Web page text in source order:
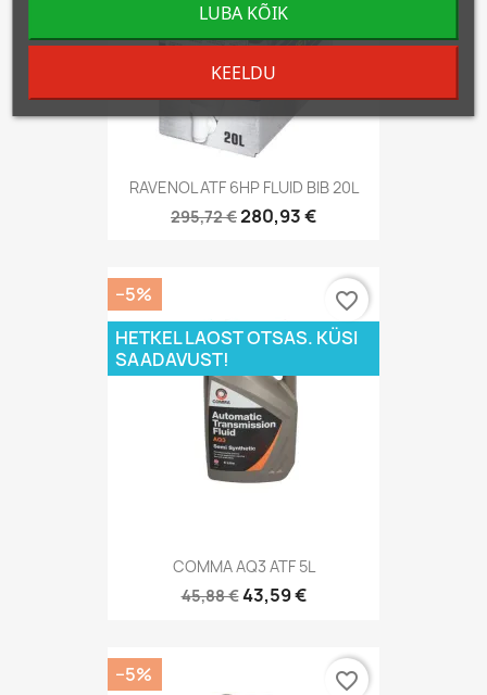
RAVENOL ATF 6HP FLUID BIB 20L
295,72 €280,93 €
COMMA AQ3 ATF 5L
45,88 €43,59 €
−5%
HETKEL LAOST OTSAS. KÜSI
SAADAVUST!
favorite_border
−5%
favorite_border
KEELDU
LUBA KÕIK